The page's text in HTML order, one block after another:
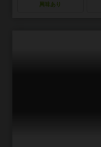
興味あり